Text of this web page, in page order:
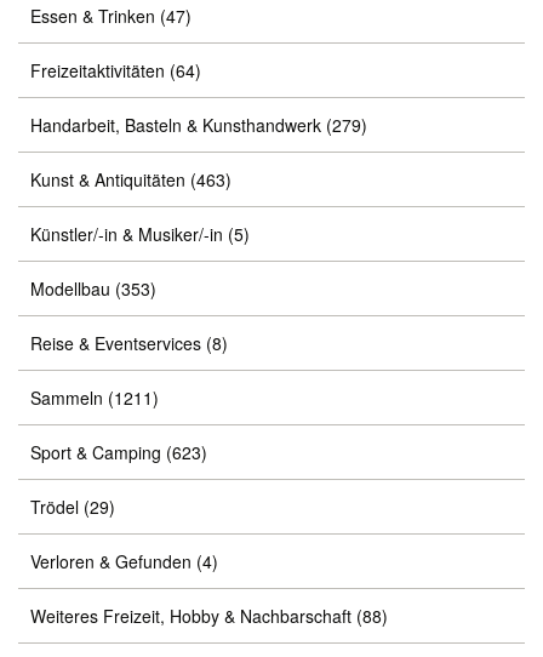
Essen & Trinken (47)
Freizeitaktivitäten (64)
Handarbeit, Basteln & Kunsthandwerk (279)
Kunst & Antiquitäten (463)
Künstler/-in & Musiker/-in (5)
Modellbau (353)
Reise & Eventservices (8)
Sammeln (1211)
Sport & Camping (623)
Trödel (29)
Verloren & Gefunden (4)
Weiteres Freizeit, Hobby & Nachbarschaft (88)